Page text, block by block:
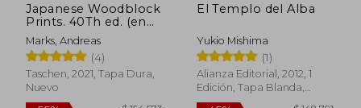
Japanese Woodblock
Prints. 40Th ed. (en
Inglés)
Marks, Andreas
(4)
Taschen, 2021, Tapa Dura,
Nuevo
El Templo del Alba
Yukio Mishima
(1)
Alianza Editorial, 2012, 1
Edición, Tapa Blanda,
Nuevo